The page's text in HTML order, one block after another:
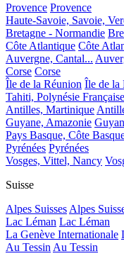
Provence Provence
Haute-Savoie, Savoie,
Bretagne - Normandie
Côte Atlantique Côte
Auvergne, Cantal...
Corse Corse
Île de la Réunion Île de la
Tahiti, Polynésie Française
Antilles, Martinique
Guyane, Amazonie
Pays Basque, Côte
Pyrénées Pyrénées
Vosges, Vittel, Nancy
Suisse
Alpes Suisses Alpes
Lac Léman Lac Léman
La Genève Internationale
Au Tessin Au Tessin